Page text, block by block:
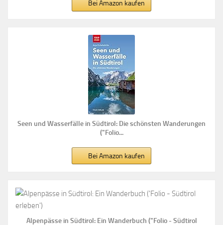
Bei Amazon kaufen
Seen und Wasserfälle in Südtirol: Die schönsten Wanderungen
("Folio...
Bei Amazon kaufen
Alpenpässe in Südtirol: Ein Wanderbuch ("Folio - Südtirol